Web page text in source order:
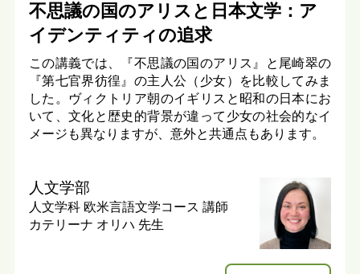
不思議の国のアリスと日本文学：ア
イデンティティの追求
この講義では、『不思議の国のアリス』と尾崎翠の
『第七官界彷徨』の主人公（少女）を比較してみま
した。ヴィクトリア朝のイギリスと昭和の日本にお
いて、文化と歴史的背景が違って少女の社会的なイ
メージも異なりますが、意外と共通点もあります。
人文学部
人文学科 欧米言語文学コース 講師
カテリーナ オリハ 先生